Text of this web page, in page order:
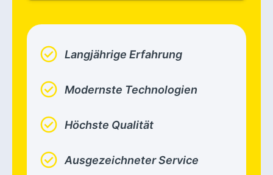
check_circle Langjährige Erfahrung
check_circle Modernste Technologien
check_circle Höchste Qualität
check_circle Ausgezeichneter Service